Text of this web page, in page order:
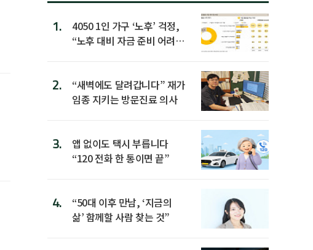
1.
4050 1인 가구 ‘노후’ 걱정,
“노후 대비 자금 준비 어려
2.
“새벽에도 달려갑니다” 재가
임종 지키는 방문진료 의사
3.
앱 없이도 택시 부릅니다
“120 전화 한 통이면 끝”
4.
“50대 이후 만남, ‘지금의
삶’ 함께할 사람 찾는 것”